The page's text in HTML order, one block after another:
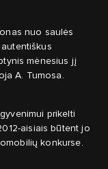
nuo saulės
mėnesius jį
A. Tumosa.
prikelti
aisiais būtent jo
konkurse.